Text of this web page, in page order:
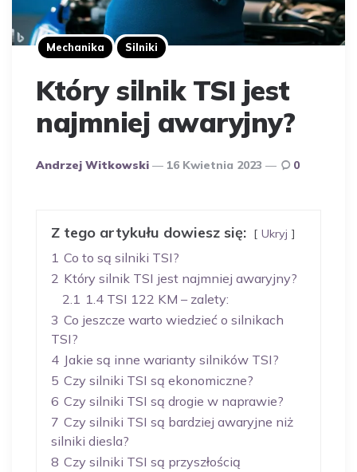
Mechanika Silniki
Który silnik TSI jest
najmniej awaryjny?
Opublikowany
Andrzej Witkowski 16 Kwietnia 2023 0
Z tego artykułu dowiesz się: Ukryj
1 Co to są silniki TSI?
2 Który silnik TSI jest najmniej awaryjny?
2.1 1.4 TSI 122 KM – zalety:
3 Co jeszcze warto wiedzieć o silnikach
TSI?
4 Jakie są inne warianty silników TSI?
5 Czy silniki TSI są ekonomiczne?
6 Czy silniki TSI są drogie w naprawie?
7 Czy silniki TSI są bardziej awaryjne niż
silniki diesla?
8 Czy silniki TSI są przyszłością